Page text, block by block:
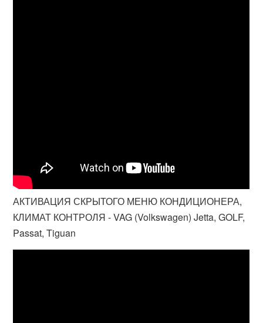
АКТИВАЦИЯ СКРЫТОГО МЕНЮ КОНДИЦИОНЕРА,
КЛИМАТ КОНТРОЛЯ - VAG (Volkswagen) Jetta, GOLF,
Passat, Tiguan